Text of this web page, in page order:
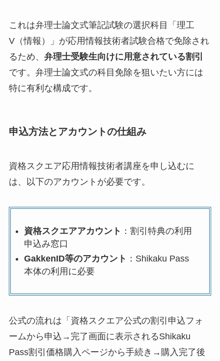
これは弁理士論文式筆記試験の選択科目「理工
V（情報）」が応用情報技術者試験合格で免除され
るため、 弁理士受験生向けに用意されている割引
です。弁理士論文式の科目免除を狙いたい方には
特に有利な構成です。
申込方法とアカウントの仕組み
資格スクエア応用情報技術者講座を申し込むに
は、以下のアカウントが必要です。
資格スクエアアカウント ：割引特典の利用
申込み窓口
GakkenID等のアカウント ：Shikaku Pass
本体の利用に必要
公式の流れは「資格スクエア公式の割引申込フォ
ームから申込→完了画面に表示されるShikaku
Pass割引価格購入ページから手続き→購入完了後